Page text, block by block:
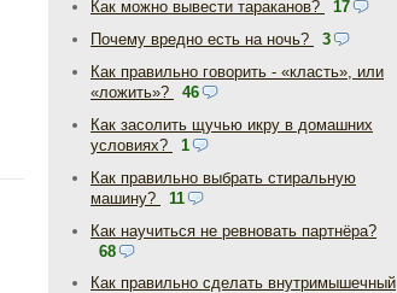
Как можно вывести тараканов?
17
Почему вредно есть на ночь?
3
Как правильно говорить - «класть», или
«ложить»?
46
Как засолить щучью икру в домашних
условиях?
1
Как правильно выбрать стиральную
машину?
11
Как научиться не ревновать партнёра?
68
Как правильно сделать внутримышечный